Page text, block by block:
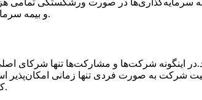
سرمایه‌گذاری‌ها در صورت ورشکستگی
و بیمه سرمایه این اشخاص وجود ندارد و سود و زیان به عهده خود اشخاص می‌باشد.
شرکت‌ها و مشارکت‌ها تنها شرکای
شرکت به صورت فردی تنها زمانی
که در این صورت تمامی هزینه‌ها و پرداختی‌ها به عهده خود شما می‌باشد.